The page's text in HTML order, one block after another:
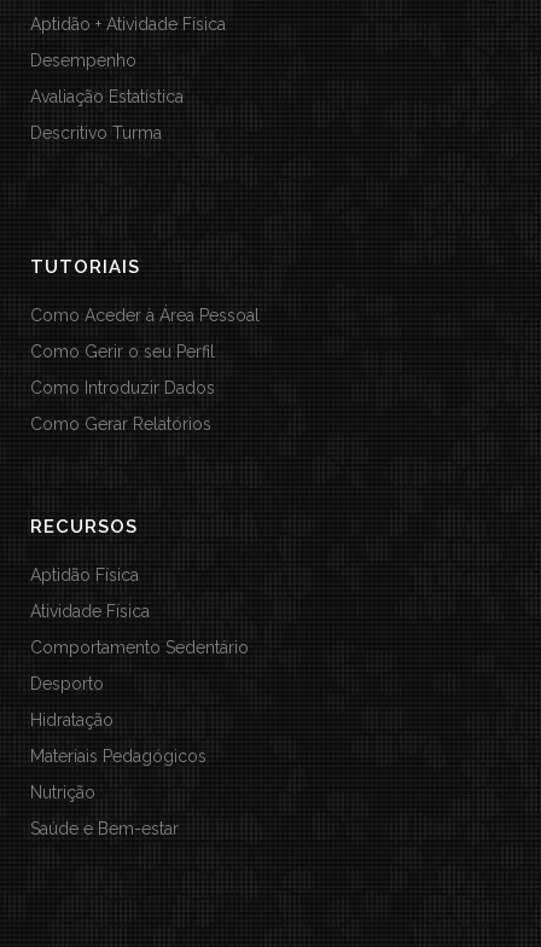
Aptidão + Atividade Física
Desempenho
Avaliação Estatística
Descritivo Turma
TUTORIAIS
Como Aceder à Área Pessoal
Como Gerir o seu Perfil
Como Introduzir Dados
Como Gerar Relatórios
RECURSOS
Aptidão Física
Atividade Física
Comportamento Sedentário
Desporto
Hidratação
Materiais Pedagógicos
Nutrição
Saúde e Bem-estar